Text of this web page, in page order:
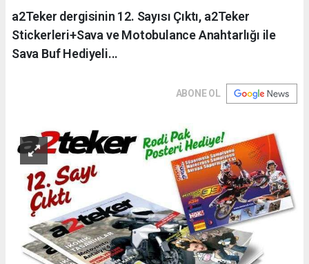
a2Teker dergisinin 12. Sayısı Çıktı, a2Teker
Stickerleri+Sava ve Motobulance Anahtarlığı ile
Sava Buf Hediyeli...
ABONE OL